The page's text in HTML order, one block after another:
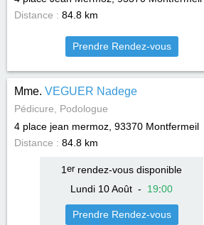
Distance : 84.8 km
Prendre Rendez-vous
Mme. VEGUER Nadege
Pédicure, Podologue
4 place jean mermoz, 93370 Montfermeil
Distance : 84.8 km
1 errendez-vous disponible
Lundi 10 Août - 19:00
Prendre Rendez-vous